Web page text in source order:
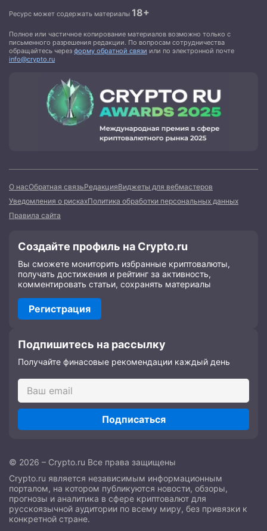
Ресурс может содержать материалы 18+
Полное или частичное копирование материалов возможно только с
письменного разрешения редакции. По вопросам сотрудничества
обращайтесь через форму обратной связи или по электронной почте
info@crypto.ru
О насОбратная связьРедакцияВиджеты для вебмастеров
Уведомления о рискахПолитика обработки персональных данных
Правила сайта
Создайте профиль на Crypto.ru
Вы сможете мониторить избранные криптовалюты,
получать достижения и рейтинг за активность,
комментировать статьи, сохранять материалы
Регистрация
Подпишитесь на рассылку
Получайте финасовые рекомендации каждый день
Подписаться
© 2026 – Crypto.ru Все права защищены
Crypto.ru является независимым информационным
порталом, на котором публикуются новости, обзоры,
прогнозы и аналитика в сфере криптовалют для
русскоязычной аудитории по всему миру, без привязки к
конкретной стране.